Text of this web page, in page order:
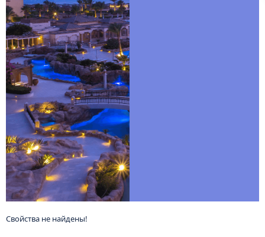
Свойства не найдены!